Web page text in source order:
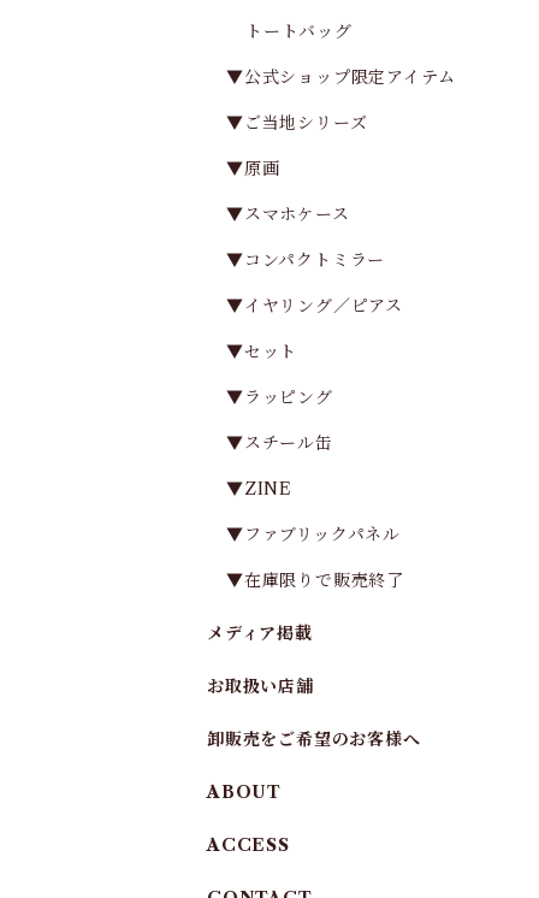
トートバッグ
▼公式ショップ限定アイテム
▼ご当地シリーズ
▼原画
▼スマホケース
▼コンパクトミラー
▼イヤリング／ピアス
▼セット
▼ラッピング
▼スチール缶
▼ZINE
▼ファブリックパネル
▼在庫限りで販売終了
メディア掲載
お取扱い店舗
卸販売をご希望のお客様へ
ABOUT
ACCESS